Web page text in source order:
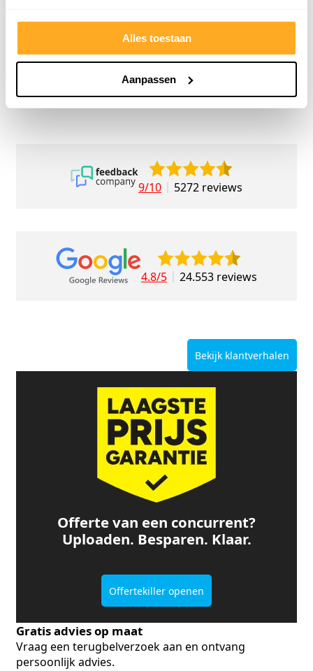
Alles toestaan
Aanpassen
9/10 5272 reviews
4.8/5 24.553 reviews
Bekijk klantverhalen
Offerte van een concurrent?
Uploaden. Besparen. Klaar.
Offertekiller openen
Gratis advies op maat
Vraag een terugbelverzoek aan en ontvang
persoonlijk advies.